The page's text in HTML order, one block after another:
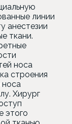
линии
анестезии
ткани.
носа
строения
носа
Хирург
этого